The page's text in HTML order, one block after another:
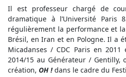
Il est professeur chargé de
dramatique à l’Université Paris
régulièrement la performance et
Brésil, en Iran et en Pologne. Il a
Micadanses / CDC Paris en
2014/15 au Générateur / Gentilly,
création, OH !dans le cadre du